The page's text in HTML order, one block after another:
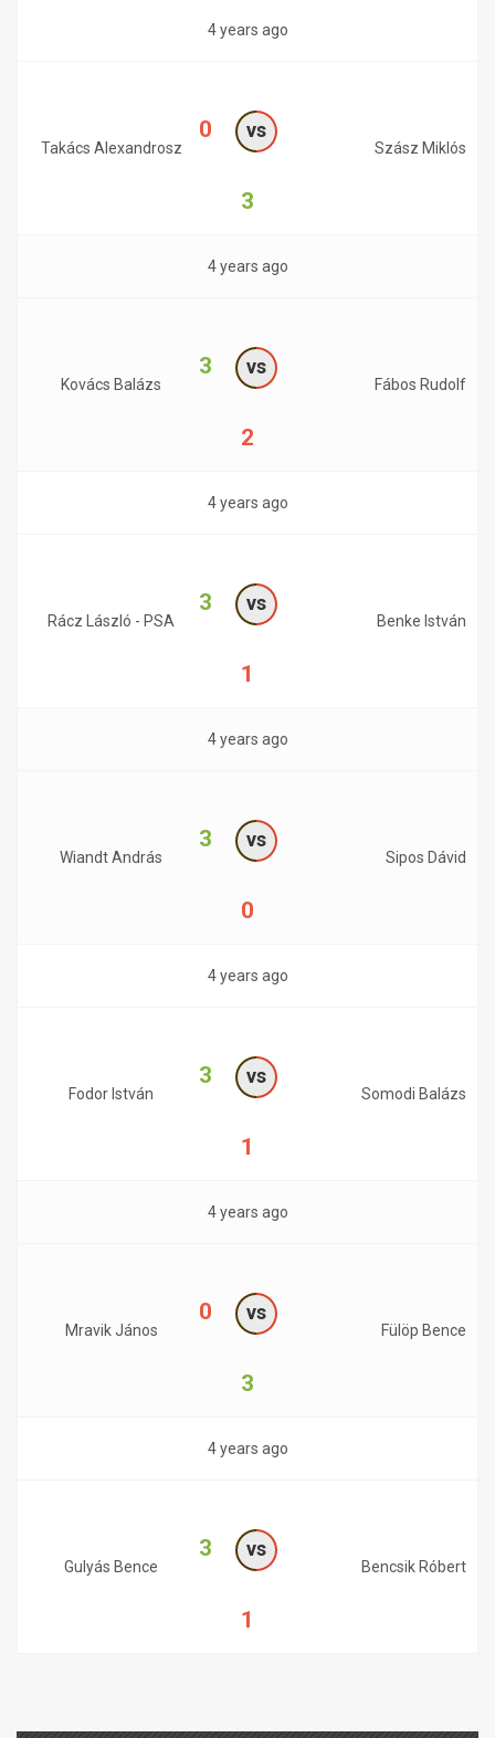
4 years ago
Takács Alexandrosz
0 vs
3
Szász Miklós
4 years ago
Kovács Balázs
3 vs
2
Fábos Rudolf
4 years ago
Rácz László - PSA
3 vs
1
Benke István
4 years ago
Wiandt András
3 vs
0
Sipos Dávid
4 years ago
Fodor István
3 vs
1
Somodi Balázs
4 years ago
Mravik János
0 vs
3
Fülöp Bence
4 years ago
Gulyás Bence
3 vs
1
Bencsik Róbert